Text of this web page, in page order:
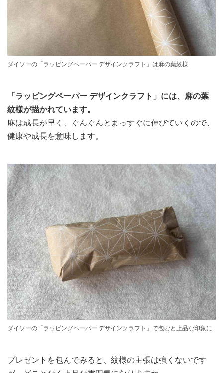
ダイソーの「ラッピングペーパー デザインクラフト」は麻の葉紋様
「ラッピングペーパー デザインクラフト」には、麻の葉
紋様が描かれています。
麻は成長が早く、ぐんぐんとまっすぐに伸びていくので、
健康や成長を意味します。
ダイソーの「ラッピングペーパー デザインクラフト」で包むと上品な印象に
プレゼントを包んでみると、紋様の主張は強くないです